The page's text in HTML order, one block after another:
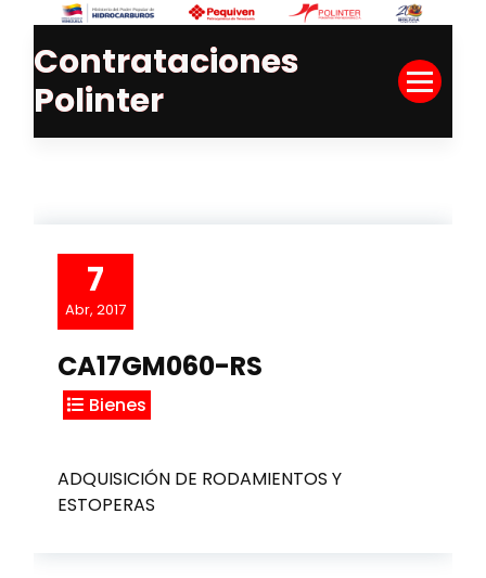
Skip
Content
Contrataciones
Polinter
7
Abr, 2017
CA17GM060-RS
Bienes
ADQUISICIÓN DE RODAMIENTOS Y
ESTOPERAS